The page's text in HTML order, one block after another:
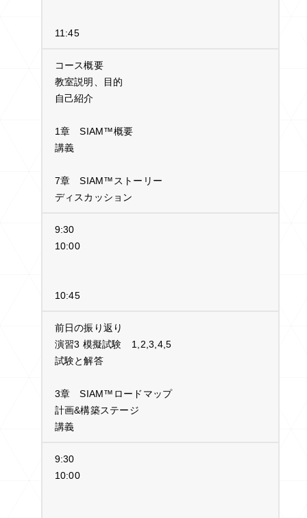
11:45
コース概要
教室説明、目的
自己紹介
1章 SIAM™概要
講義
7章 SIAM™ストーリー
ディスカッション
9:30
10:00
10:45
前日の振り返り
演習3 模擬試験 1,2,3,4,5
試験と解答
3章 SIAM™ロードマップ
計画&構築ステージ
講義
9:30
10:00